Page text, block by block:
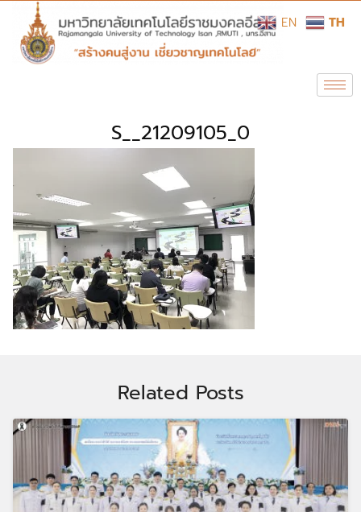
S__21209105_0
Related Posts
EN TH